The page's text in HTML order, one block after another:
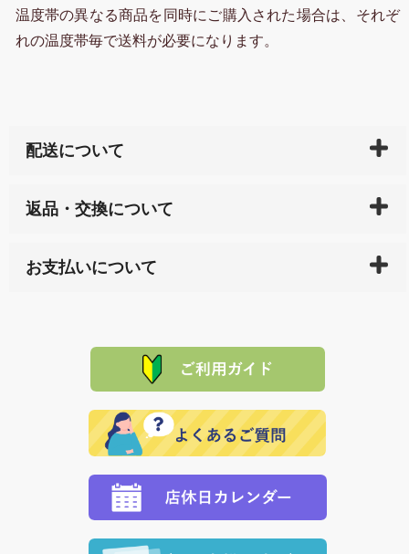
温度帯の異なる商品を同時にご購入された場合は、それぞ
れの温度帯毎で送料が必要になります。
配送について
天ペイ」の方はご注文受付後）、 長崎県下全域に点在
サイト内で購入された商品の送料は、こちらの
全国送
れの生産メーカーからお客様の元へ直送いたしますの
で、 それぞれ個別に送料が必要になります。
返品・交換について
または配送途中の 事故などで不都合が生じている場合
品代金を返金いたします。）
その際は誠に申し訳ありませんが、当協会までご注文
願いいたします。
お支払いについて
た場合、お客様からの ご入金を確認した後で、商品を
※「クレジットカード」「PayPay」「楽天ペイ」を指
定された場合は、準備出来次第の便にてお送りいたし
ます。 （到着日指定をされている場合は、ご指定の日
程に合わせてお届けいたします。）